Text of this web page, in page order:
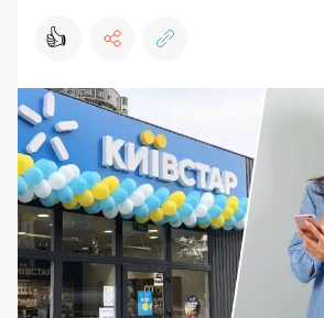
👍